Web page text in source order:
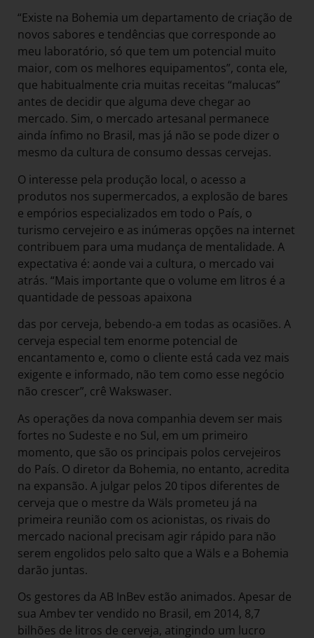
“Existe na Bohemia um departamento de criação de
novos sabores e tendências que corresponde ao
meu laboratório, só que tem um potencial muito
maior, com os melhores equipamentos”, conta ele,
que habitualmente cria muitas receitas “malucas”
antes de decidir que alguma deve chegar ao
mercado. Sim, o mercado artesanal permanece
ainda ínfimo no Brasil, mas já não se pode dizer o
mesmo da cultura de consumo dessas cervejas.
O interesse pela produção local, o acesso a
produtos nos supermercados, a explosão de bares
e empórios especializados em todo o País, o
turismo cervejeiro e as inúmeras opções na internet
contribuem para uma mudança de mentalidade. A
expectativa é: aonde vai a cultura, o mercado vai
atrás. “Mais importante que o volume em litros é a
quantidade de pessoas apaixona
das por cerveja, bebendo-a em todas as ocasiões. A
cerveja especial tem enorme potencial de
encantamento e, como o cliente está cada vez mais
exigente e informado, não tem como esse negócio
não crescer”, crê Wakswaser.
As operações da nova companhia devem ser mais
fortes no Sudeste e no Sul, em um primeiro
momento, que são os principais polos cervejeiros
do País. O diretor da Bohemia, no entanto, acredita
na expansão. A julgar pelos 20 tipos diferentes de
cerveja que o mestre da Wäls prometeu já na
primeira reunião com os acionistas, os rivais do
mercado nacional precisam agir rápido para não
serem engolidos pelo salto que a Wäls e a Bohemia
darão juntas.
Os gestores da AB InBev estão animados. Apesar de
sua Ambev ter vendido no Brasil, em 2014, 8,7
bilhões de litros de cerveja, atingindo um lucro